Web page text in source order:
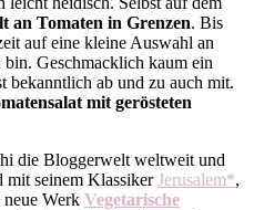
an Tomaten in Grenzen. Bis
auf eine kleine Auswahl an
bin. Geschmacklich kaum ein
bekanntlich ab und zu auch mit.
mit gerösteten
die Bloggerwelt weltweit und
mit seinem KlassikerJerusalem*,
Werk Vegetarische